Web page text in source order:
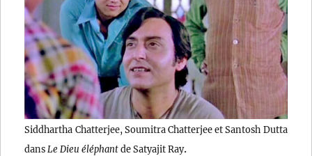
Siddhartha Chatterjee, Soumitra Chatterjee et Santosh Dutta
dans Le Dieu éléphantde Satyajit Ray.